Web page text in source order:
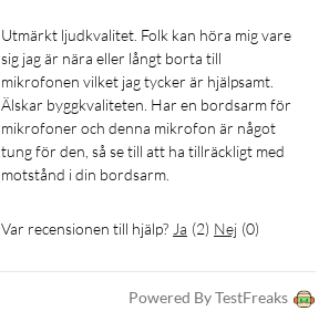
Utmärkt ljudkvalitet. Folk kan höra mig vare
sig jag är nära eller långt borta till
mikrofonen vilket jag tycker är hjälpsamt.
Älskar byggkvaliteten. Har en bordsarm för
mikrofoner och denna mikrofon är något
tung för den, så se till att ha tillräckligt med
motstånd i din bordsarm.
Var recensionen till hjälp? Ja (2) Nej (0)
Powered By TestFreaks